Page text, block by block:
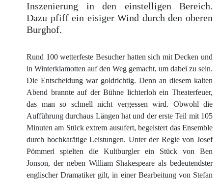
Inszenierung in den einstelligen Bereich.
Dazu pfiff ein eisiger Wind durch den oberen
Burghof.
Rund 100 wetterfeste Besucher hatten sich mit Decken und
in Winterklamotten auf den Weg gemacht, um dabei zu sein.
Die Entscheidung war goldrichtig. Denn an diesem kalten
Abend brannte auf der Bühne lichterloh ein Theaterfeuer,
das man so schnell nicht vergessen wird. Obwohl die
Aufführung durchaus Längen hat und der erste Teil mit 105
Minuten am Stück extrem ausufert, begeistert das Ensemble
durch hochkarätige Leistungen. Unter der Regie von Josef
Pömmerl spielten die Kultburgler ein Stück von Ben
Jonson, der neben William Shakespeare als bedeutendster
englischer Dramatiker gilt, in einer Bearbeitung von Stefan